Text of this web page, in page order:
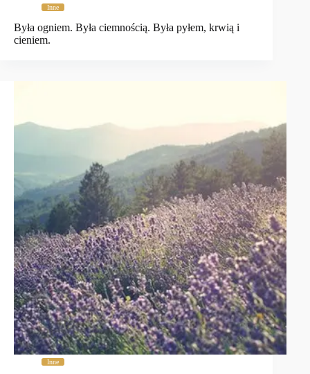
Inne
Była ogniem. Była ciemnością. Była pyłem, krwią i
cieniem.
Inne